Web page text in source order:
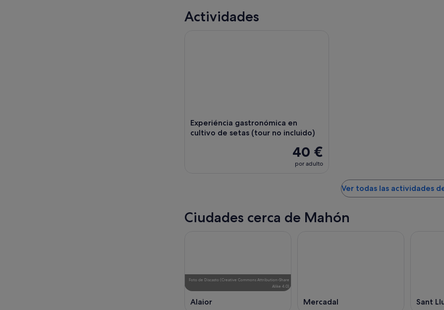
Actividades
Experiéncia gastronómica en
cultivo de setas (tour no incluido)
40 €
por adulto
Ver todas las actividades
Ciudades cerca de Mahón
Foto de Discasto (Creative Commons Attribution-Share
Alike 4.0)
Alaior Mercadal Sant